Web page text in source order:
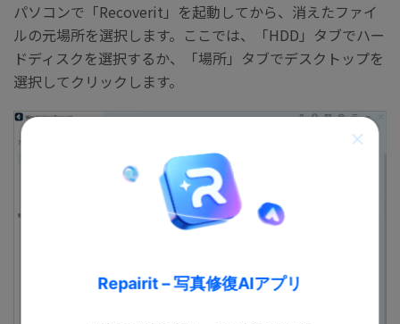
Repairit – 写真修復AIアプリ
パソコンで「Recoverit」を起動してから、消えたファイ
ルの元場所を選択します。ここでは、「HDD」タブでハー
ドディスクを選択するか、「場所」タブでデスクトップを
選択してクリックします。